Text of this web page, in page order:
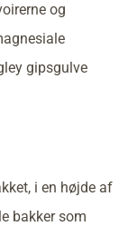
og
gipsgulve
i en højde af
bakker som